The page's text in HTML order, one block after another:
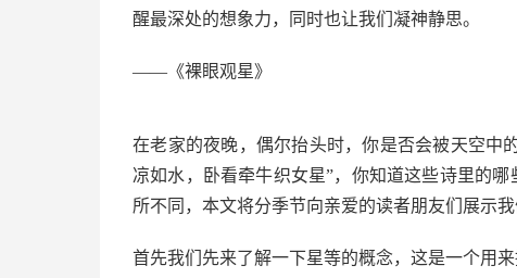
醒最深处的想象力，同时也让我们凝神静思。
——《裸眼观星》
在老家的夜晚，偶尔抬头时，你是否会被天空中
凉如水，卧看牵牛织女星”，你知道这些诗里的
所不同，本文将分季节向亲爱的读者朋友们展示我
首先我们先来了解一下星等的概念，这是一个用